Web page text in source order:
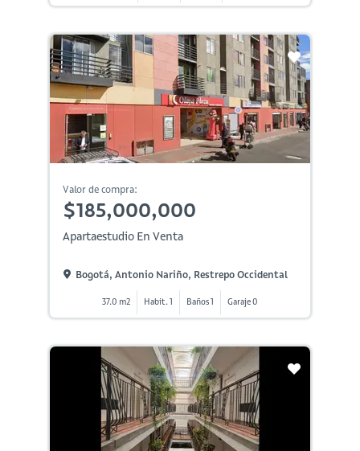
Valor de compra:
$185,000,000
Apartaestudio En Venta
Bogotá, Antonio Nariño, Restrepo Occidental
37.0 m2 Habit. 1 Baños 1 Garaje 0